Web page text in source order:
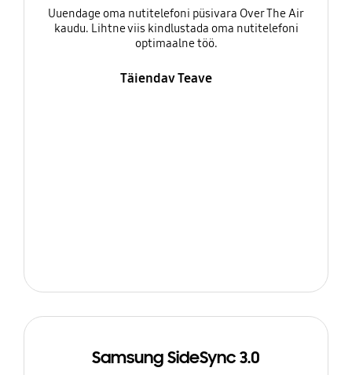
Uuendage oma nutitelefoni püsivara Over The Air
kaudu. Lihtne viis kindlustada oma nutitelefoni
optimaalne töö.
Täiendav Teave
Samsung SideSync 3.0